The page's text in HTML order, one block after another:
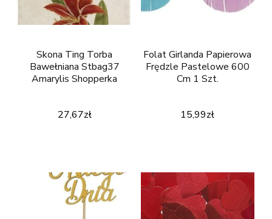
Skona Ting Torba
Bawełniana Stbag37
Amarylis Shopperka
27,67zł
Folat Girlanda Papierowa
Frędzle Pastelowe 600
Cm 1 Szt.
15,99zł